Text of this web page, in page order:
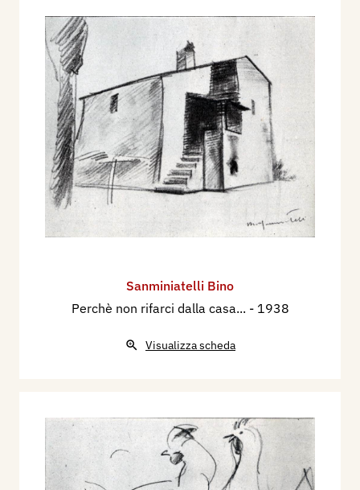
Sanminiatelli Bino
Perchè non rifarci dalla casa... - 1938
Visualizza scheda